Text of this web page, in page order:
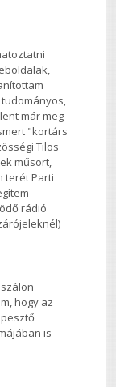
már meg
"kortárs
Tilos
műsort,
terét Parti
rádió
hogy az
is